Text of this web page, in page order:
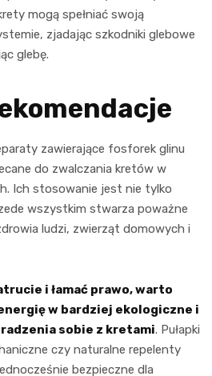
mogą spełniać swoją
zjadając szkodniki glebowe
glebę.
zawierające fosforek glinu
do zwalczania kretów w
Ich stosowanie jest nie tylko
wszystkim stwarza poważne
ludzi, zwierząt domowych i
i łamać prawo, warto
w bardziej ekologiczne i
sobie z kretami. Pułapki
czy naturalne repelenty
bezpieczne dla